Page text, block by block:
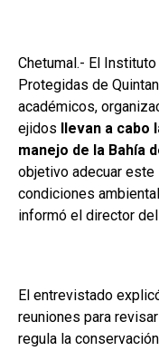
Chetumal.- El
Protegidas de
académicos,
ejidos
llevan a
manejo de la Bahía
objetivo adecuar este
condiciones
informó el director
El entrevistado
reuniones para
regula la